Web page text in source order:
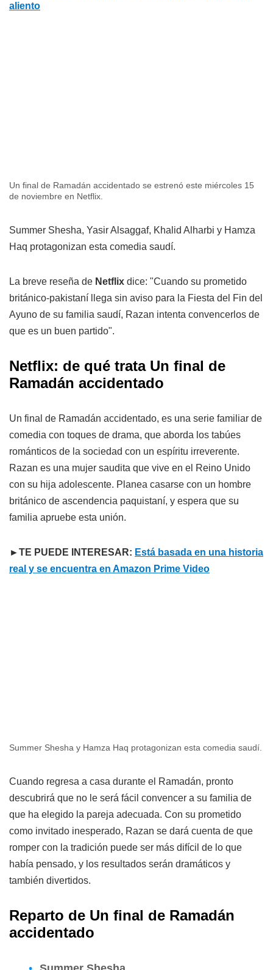
aliento
Un final de Ramadán accidentado se estrenó este miércoles 15
de noviembre en Netflix.
Summer Shesha, Yasir Alsaggaf, Khalid Alharbi y Hamza
Haq protagonizan esta comedia saudí.
La breve reseña de Netflix dice: "Cuando su prometido
británico-pakistaní llega sin aviso para la Fiesta del Fin del
Ayuno de su familia saudí, Razan intenta convencerlos de
que es un buen partido".
Netflix: de qué trata Un final de
Ramadán accidentado
Un final de Ramadán accidentado, es una serie familiar de
comedia con toques de drama, que aborda los tabúes
románticos de la sociedad con un espíritu irreverente.
Razan es una mujer saudita que vive en el Reino Unido
con su hija adolescente. Planea casarse con un hombre
británico de ascendencia paquistaní, y espera que su
familia apruebe esta unión.
►TE PUEDE INTERESAR: Está basada en una historia
real y se encuentra en Amazon Prime Video
Summer Shesha y Hamza Haq protagonizan esta comedia saudí.
Cuando regresa a casa durante el Ramadán, pronto
descubrirá que no le será fácil convencer a su familia de
que ha elegido la pareja adecuada. Con su prometido
como invitado inesperado, Razan se dará cuenta de que
romper con la tradición puede ser más difícil de lo que
había pensado, y los resultados serán dramáticos y
también divertidos.
Reparto de Un final de Ramadán
accidentado